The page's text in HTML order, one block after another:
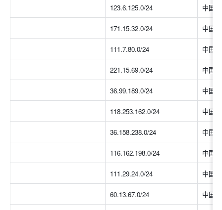
123.6.125.0/24 中国
171.15.32.0/24 中国
111.7.80.0/24 中国
221.15.69.0/24 中国
36.99.189.0/24 中国
118.253.162.0/24 中国
36.158.238.0/24 中国
116.162.198.0/24 中国
111.29.24.0/24 中国
60.13.67.0/24 中国